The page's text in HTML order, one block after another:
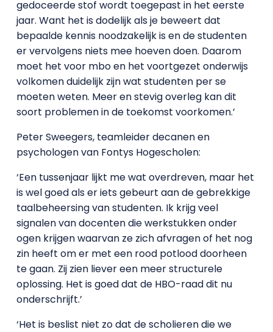
gedoceerde stof wordt toegepast in het eerste
jaar. Want het is dodelijk als je beweert dat
bepaalde kennis noodzakelijk is en de studenten
er vervolgens niets mee hoeven doen. Daarom
moet het voor mbo en het voortgezet onderwijs
volkomen duidelijk zijn wat studenten per se
moeten weten. Meer en stevig overleg kan dit
soort problemen in de toekomst voorkomen.’
Peter Sweegers, teamleider decanen en
psychologen van Fontys Hogescholen:
‘Een tussenjaar lijkt me wat overdreven, maar het
is wel goed als er iets gebeurt aan de gebrekkige
taalbeheersing van studenten. Ik krijg veel
signalen van docenten die werkstukken onder
ogen krijgen waarvan ze zich afvragen of het nog
zin heeft om er met een rood potlood doorheen
te gaan. Zij zien liever een meer structurele
oplossing. Het is goed dat de HBO-raad dit nu
onderschrijft.’
‘Het is beslist niet zo dat de scholieren die we